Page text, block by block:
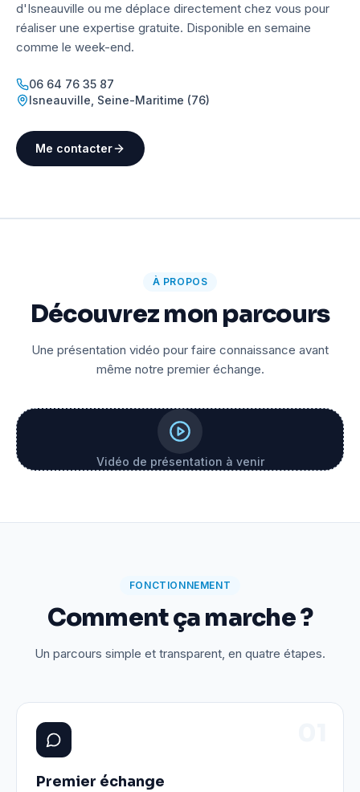
d'Isneauville ou me déplace directement chez vous pour
réaliser une expertise gratuite. Disponible en semaine
comme le week-end.
06 64 76 35 87
Isneauville Seine-Maritime (76)
Me contacter
À PROPOS
Découvrez mon parcours
Une présentation vidéo pour faire connaissance avant
même notre premier échange.
Vidéo de présentation à venir
FONCTIONNEMENT
Comment ça marche ?
Un parcours simple et transparent, en quatre étapes.
Premier échange